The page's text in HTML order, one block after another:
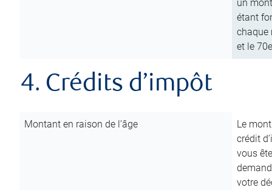
un
étant
chaque
et le
4. Crédits d’impôt
Montant en raison de l’âge
Le
crédit
vous
votre